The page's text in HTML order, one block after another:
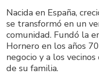
Nacida en España,
se transformó en un
comunidad. Fundó la
Hornero en los años
negocio y a los
de su familia.